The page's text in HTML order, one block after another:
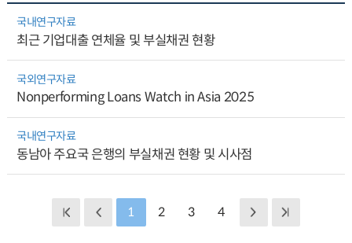
국내연구자료
최근 기업대출 연체율 및 부실채권 현황
국외연구자료
Nonperforming Loans Watch in Asia 2025
국내연구자료
동남아 주요국 은행의 부실채권 현황 및 시사점
1 2 3 4